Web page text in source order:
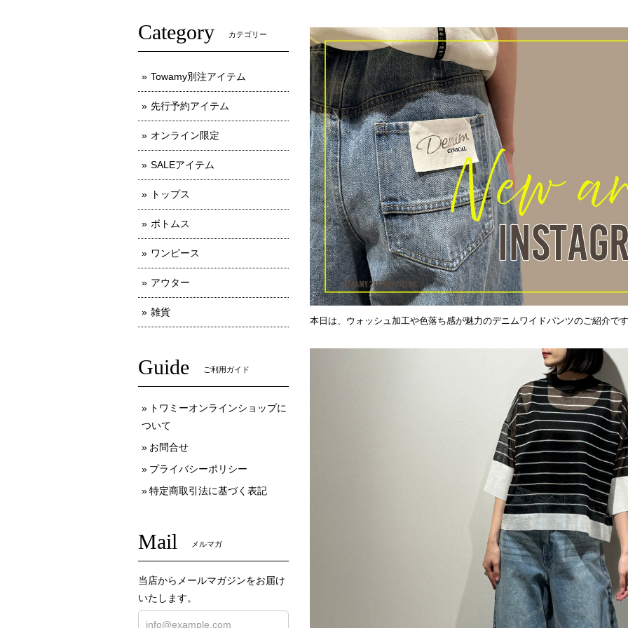
本日は、ウォッシュ加工や色落ち感が魅力のデニムワイドパンツのご紹介で
Category カテゴリー
Towamy別注アイテム
先行予約アイテム
オンライン限定
SALEアイテム
トップス
ボトムス
ワンピース
アウター
雑貨
Guide ご利用ガイド
トワミーオンラインショップに
ついて
お問合せ
プライバシーポリシー
特定商取引法に基づく表記
Mail メルマガ
当店からメールマガジンをお届け
いたします。